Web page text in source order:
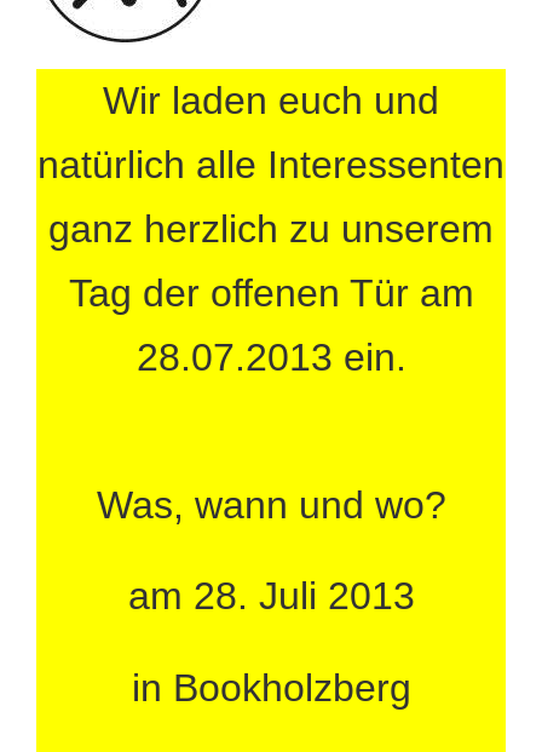
Wir laden euch und
natürlich alle Interessenten
ganz herzlich zu unserem
Tag der offenen Tür am
28.07.2013 ein.
Was, wann und wo?
am 28. Juli 2013
in Bookholzberg